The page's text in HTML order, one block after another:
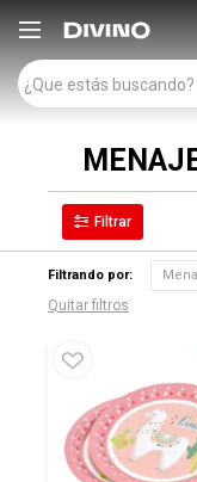

Filtrando por:
Quitar filtros